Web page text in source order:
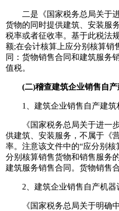
二是《国家税务总局关于进
货物的同时提供建筑、安装服
税率或者征收率。基于此税法
额;在会计核算上应分别核算销
同：货物销售合同和建筑服务
值税。
(二)稽查建筑企业销售自
1、建筑企业销售自产建筑
《国家税务总局关于进一步
供建筑、安装服务，不属于《
率。注意该文件中的“应分别
分别核算销售货物和销售服务
建筑服务销售合同。货物销售
2、建筑企业销售自产机器
《国家税务总局关于明确中